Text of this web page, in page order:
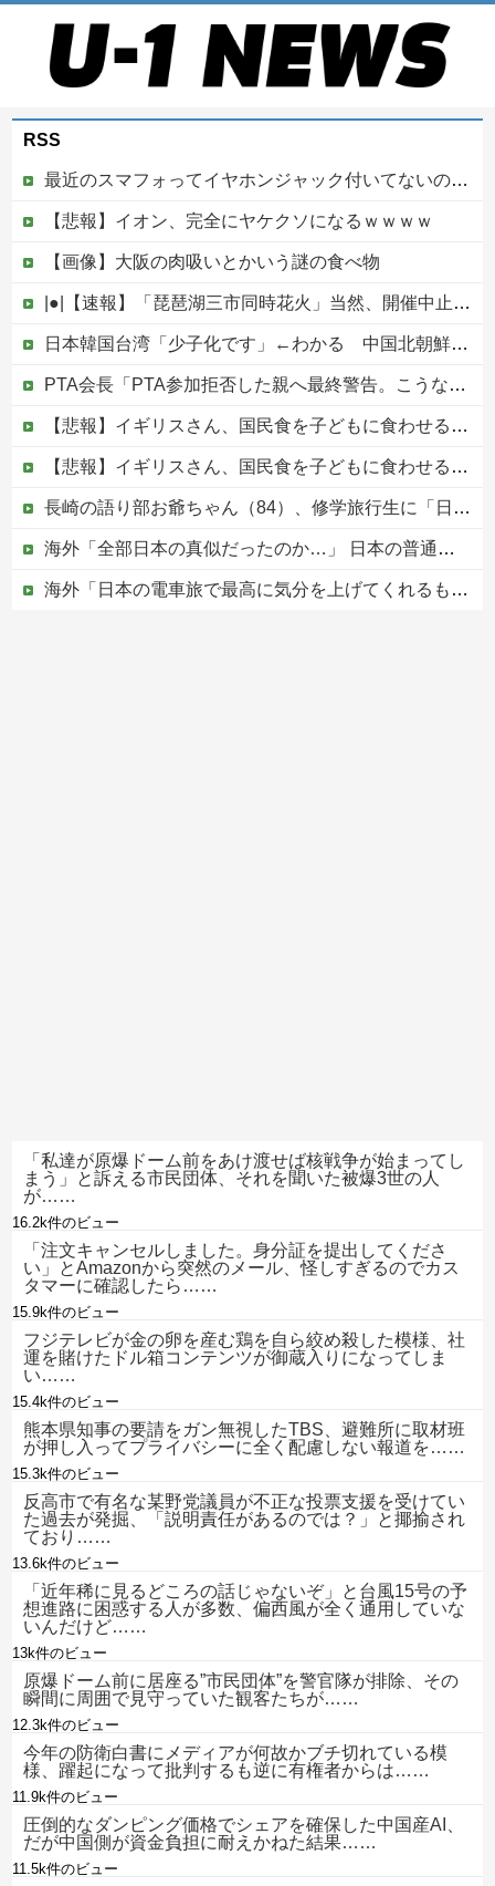
RSS
最近のスマフォってイヤホンジャック付いてないの?
【悲報】イオン、完全にヤケクソになるｗｗｗｗ
【画像】大阪の肉吸いとかいう謎の食べ物
|●|【速報】「琵琶湖三市同時花火」当然、開催中止を発表 主催「今後案内するので個別返信できません」返金明言なく今後ご案内で終わる
日本韓国台湾「少子化です」←わかる 中国北朝鮮「少子化です」←強権国家でも止められないのかよ他
PTA会長「PTA参加拒否した親へ最終警告。こうなってもいい？」
【悲報】イギリスさん、国民食を子どもに食わせるのを諦めるｗｗｗｗｗｗｗ
【悲報】イギリスさん、国民食を子どもに食わせるのを諦めるｗｗｗｗｗｗｗ
長崎の語り部お爺ちゃん（84）、修学旅行生に「日本も原爆を持たないと負ける」と言われびっくり！ 被団協代表（85）も中学生に「核を持たないで日本...
海外「全部日本の真似だったのか…」 日本の普通のテレビ番組が最新SNSの数十年先を行っていたと話題に
海外「日本の電車旅で最高に気分を上げてくれるものがコレ！」→「分かるよ、凄くワクワクする・・・！」【海外の反応】
「私達が原爆ドーム前をあけ渡せば核戦争が始まってし
まう」と訴える市民団体、それを聞いた被爆3世の人
が……
16.2k件のビュー
「注文キャンセルしました。身分証を提出してくださ
い」とAmazonから突然のメール、怪しすぎるのでカス
タマーに確認したら……
15.9k件のビュー
フジテレビが金の卵を産む鶏を自ら絞め殺した模様、社
運を賭けたドル箱コンテンツが御蔵入りになってしま
い……
15.4k件のビュー
熊本県知事の要請をガン無視したTBS、避難所に取材班
が押し入ってプライバシーに全く配慮しない報道を……
15.3k件のビュー
反高市で有名な某野党議員が不正な投票支援を受けてい
た過去が発掘、「説明責任があるのでは？」と揶揄され
ており……
13.6k件のビュー
「近年稀に見るどころの話じゃないぞ」と台風15号の予
想進路に困惑する人が多数、偏西風が全く通用していな
いんだけど……
13k件のビュー
原爆ドーム前に居座る”市民団体”を警官隊が排除、その
瞬間に周囲で見守っていた観客たちが……
12.3k件のビュー
今年の防衛白書にメディアが何故かブチ切れている模
様、躍起になって批判するも逆に有権者からは……
11.9k件のビュー
圧倒的なダンピング価格でシェアを確保した中国産AI、
だが中国側が資金負担に耐えかねた結果……
11.5k件のビュー